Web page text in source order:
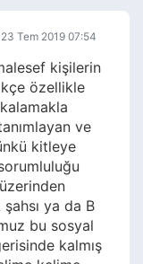
23 Tem 2019 07:54
kişilerin
özellikle
ve
kitleye
ya da B
bu sosyal
kalmış